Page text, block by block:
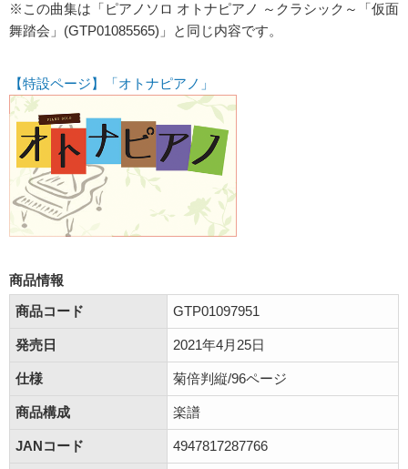
※この曲集は「ピアノソロ オトナピアノ ～クラシック～「仮面
舞踏会」(GTP01085565)」と同じ内容です。
【特設ページ】「オトナピアノ」
商品情報
商品コード
GTP01097951
発売日 2021年4月25日
仕様 菊倍判縦/96ページ
商品構成 楽譜
JANコード 4947817287766